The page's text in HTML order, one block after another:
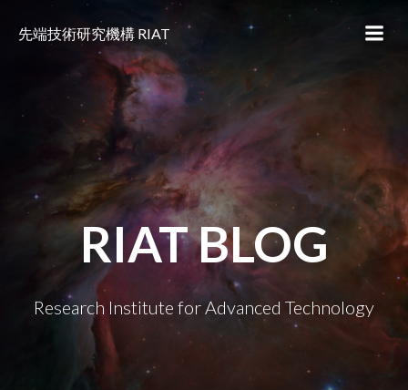
ン
ツ
へ
ス
キ
ッ
プ
先端技術研究機構 RIAT
RIAT BLOG
Research Institute for Advanced Technology